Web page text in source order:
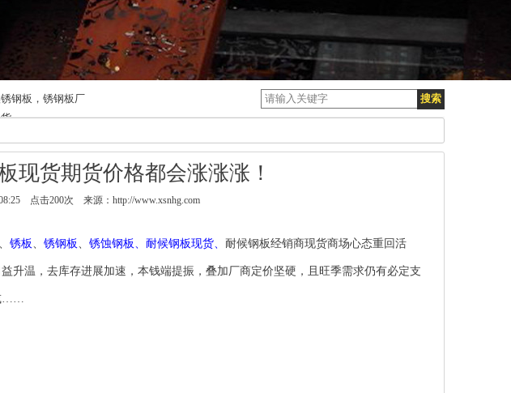
钢板，锈钢板厂
现货期货价格都会涨涨涨！
点击200次 来源：http://www.xsnhg.com
、 锈板 、 锈钢板 、 锈蚀钢板 、 耐候钢板现货、 耐候钢板经销商现货商场心态重回活
升温，去库存进展加速，本钱端提振，叠加厂商定价坚硬，且旺季需求仍有必定支
……